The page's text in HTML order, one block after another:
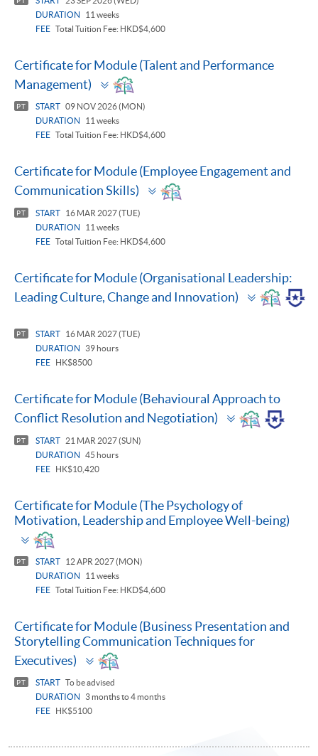
DURATION
11 weeks
FEE Total Tuition Fee: HKD$4,600
Certificate for Module (Talent and Performance
Management)
Toggle
panel
PT START 09 NOV 2026 (MON)
DURATION
11 weeks
FEE Total Tuition Fee: HKD$4,600
Certificate for Module (Employee Engagement and
Communication Skills)
Toggle
panel
PT START
16 MAR 2027 (TUE)
DURATION
11 weeks
FEE Total Tuition Fee: HKD$4,600
Certificate for Module (Organisational Leadership:
Leading Culture, Change and Innovation)
Toggle
panel
PT START
16 MAR 2027 (TUE)
DURATION
39 hours
FEE
HK$8500
Certificate for Module (Behavioural Approach to
Conflict Resolution and Negotiation)
Toggle
panel
PT START
21 MAR 2027 (SUN)
DURATION
45 hours
FEE
HK$10,420
Certificate for Module (The Psychology of
Motivation, Leadership and Employee Well-being)
Toggle
panel
PT START
12 APR 2027 (MON)
DURATION
11 weeks
FEE Total Tuition Fee: HKD$4,600
Certificate for Module (Business Presentation and
Storytelling Communication Techniques for
Executives)
Toggle
panel
PT START To be advised
DURATION
3 months to 4 months
FEE
HK$5100